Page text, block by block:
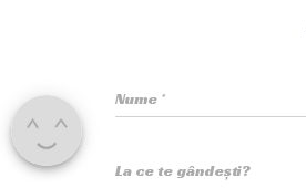
Nume *
La ce te gândești?